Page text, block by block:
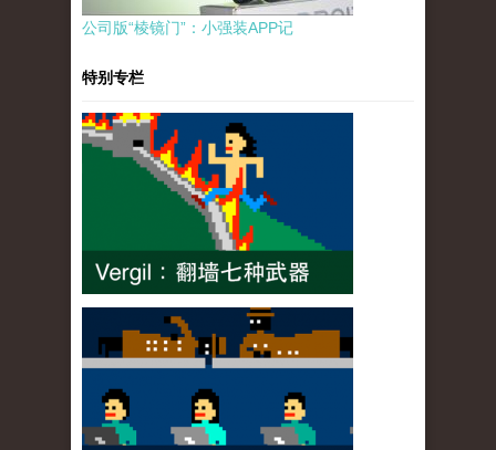
公司版“棱镜门”：小强装APP记
特别专栏